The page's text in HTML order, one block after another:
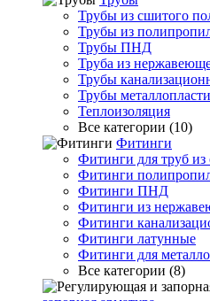
Трубы из сшитого
Трубы из
Трубы ПНД
Труба из
Трубы
Трубы
Теплоизоляция
Все категории (10)
Фитинги
Фитинги для труб из
Фитинги
Фитинги ПНД
Фитинги из
Фитинги
Фитинги латунные
Фитинги для
Все категории (8)